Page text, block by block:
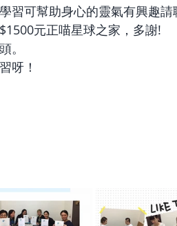
習可幫助身心的靈氣有興趣請
元正喵星球之家，多謝!
。
呀！